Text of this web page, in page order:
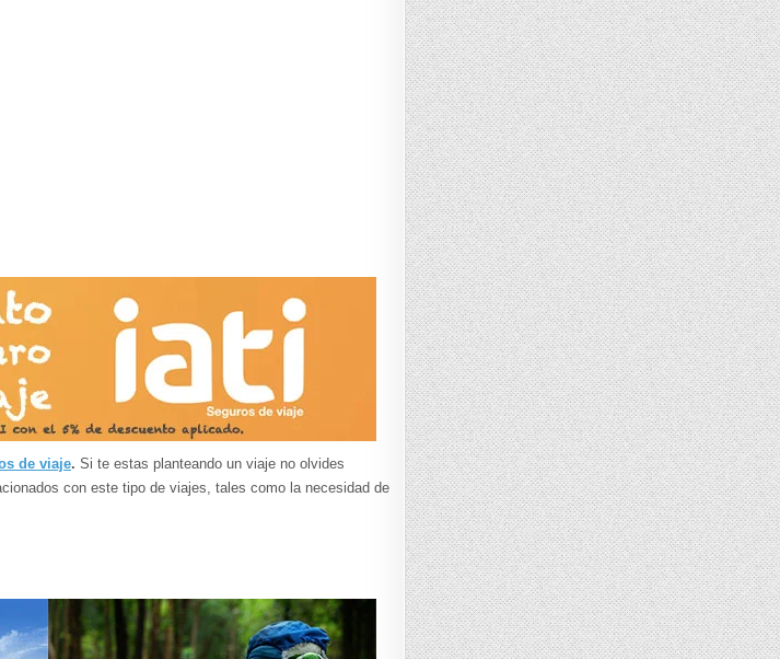
de viaje.Si te estas planteando un viaje no olvides
con este tipo de viajes, tales como la necesidad de